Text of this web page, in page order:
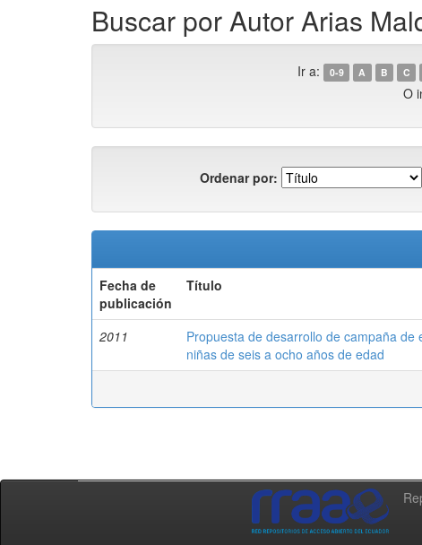
Buscar por Autor Arias
Ir a: 0-9 A B C
O
Ordenar por:
Fecha de
publicación
Título
2011
Propuesta de desarrollo de campaña
niñas de seis a ocho años de edad